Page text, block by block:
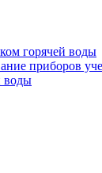
горячей воды
приборов
воды